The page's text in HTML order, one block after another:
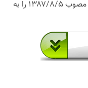
مصوب ۱۳۸۷/۸/۵ را به